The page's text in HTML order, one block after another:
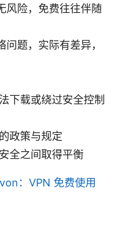
风险，免费往往伴随
题，实际有差异，
下载或绕过安全控制
政策与规定
全之间取得平衡
：VPN 免费使用